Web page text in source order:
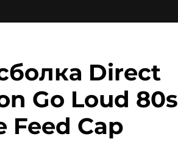
Direct
Go Loud 80s
Feed Cap